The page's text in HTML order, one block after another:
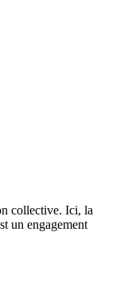
collective. Ici, la
un engagement